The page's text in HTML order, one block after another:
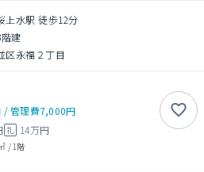
上水駅 徒歩12分
建
区永福２丁目
/管理費7,000円
礼 14万円
/ 1階